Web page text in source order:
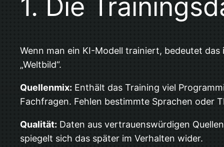
1. Die
Wenn man ein KI-Modell trainiert, bedeutet
„Weltbild“.
Quellenmix: Enthält das Training viel
Fachfragen. Fehlen bestimmte Sprachen oder
Qualität: Daten aus vertrauenswürdigen
spiegelt sich das später im Verhalten wider.